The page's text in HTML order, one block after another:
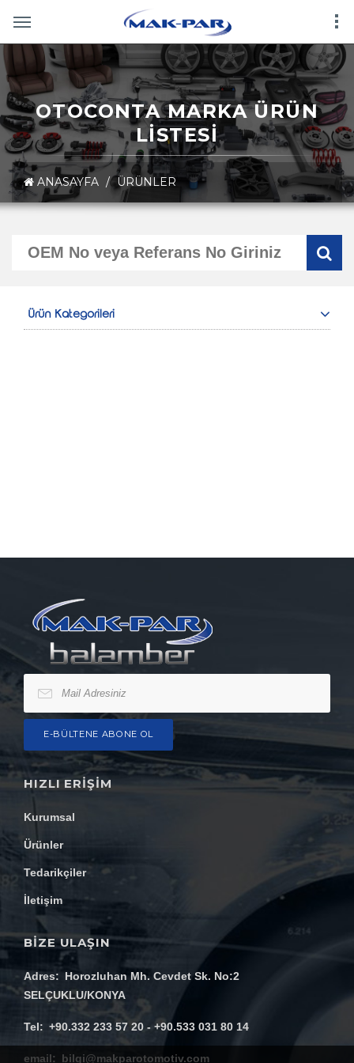
OTOCONTA MARKA ÜRÜN
LİSTESİ
ANASAYFA / ÜRÜNLER
Ürün Kategorileri
Mail Adresiniz
E-BÜLTENE ABONE OL
HIZLI ERIŞIM
Kurumsal
Ürünler
Tedarikçiler
İletişim
BİZE ULAŞIN
Adres
Horozluhan Mh. Cevdet Sk. No:2
SELÇUKLU/KONYA
Tel +90.332 233 57 20 - +90.533 031 80 14
email bilgi@makparotomotiv.com